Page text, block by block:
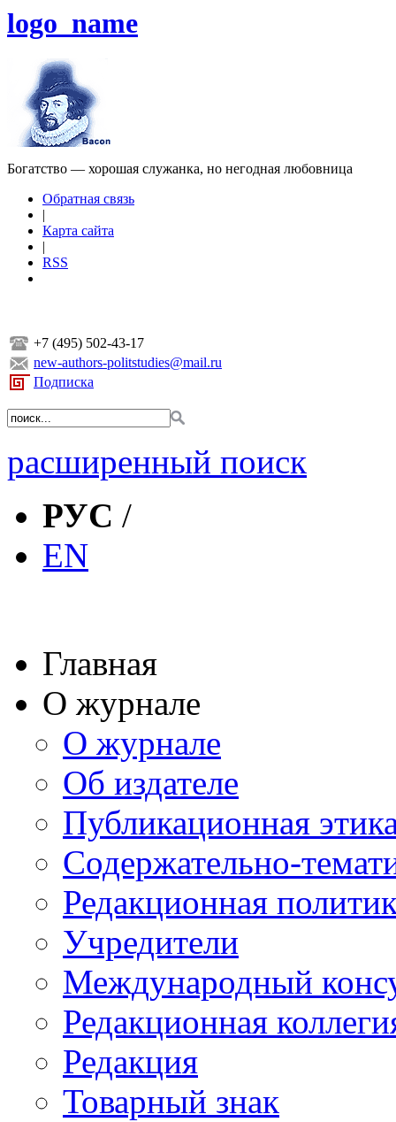
logo_name
Богатство — хорошая служанка, но негодная любовница
Обратная связь
|
Карта сайта
|
RSS
+7 (495) 502-43-17
new-authors-politstudies@mail.ru
Подписка
расширенный поиск
РУС /
EN
Главная
О журнале
О журнале
Об издателе
Публикационная
Содержательно-
Редакционная
Учредители
Международный
Редакционная
Редакция
Товарный знак